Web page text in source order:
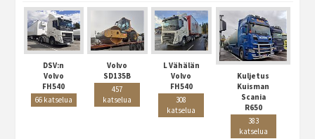
DSV:n
Volvo
FH540
66 katselua
Volvo
SD135B
457
katselua
L Vähälän
Volvo
FH540
308
katselua
Kuljetus
Kuisman
Scania
R650
383
katselua